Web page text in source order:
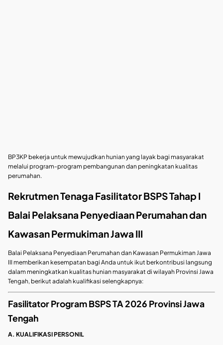
BP3KP bekerja untuk mewujudkan hunian yang layak bagi masyarakat
melalui program-program pembangunan dan peningkatan kualitas
perumahan.
Rekrutmen Tenaga Fasilitator BSPS Tahap I
Balai Pelaksana Penyediaan Perumahan dan
Kawasan Permukiman Jawa III
Balai Pelaksana Penyediaan Perumahan dan Kawasan Permukiman Jawa
III memberikan kesempatan bagi Anda untuk ikut berkontribusi langsung
dalam meningkatkan kualitas hunian masyarakat di wilayah Provinsi Jawa
Tengah, berikut adalah kualifikasi selengkapnya:
Fasilitator Program BSPS TA 2026 Provinsi Jawa
Tengah
A. KUALIFIKASI PERSONIL